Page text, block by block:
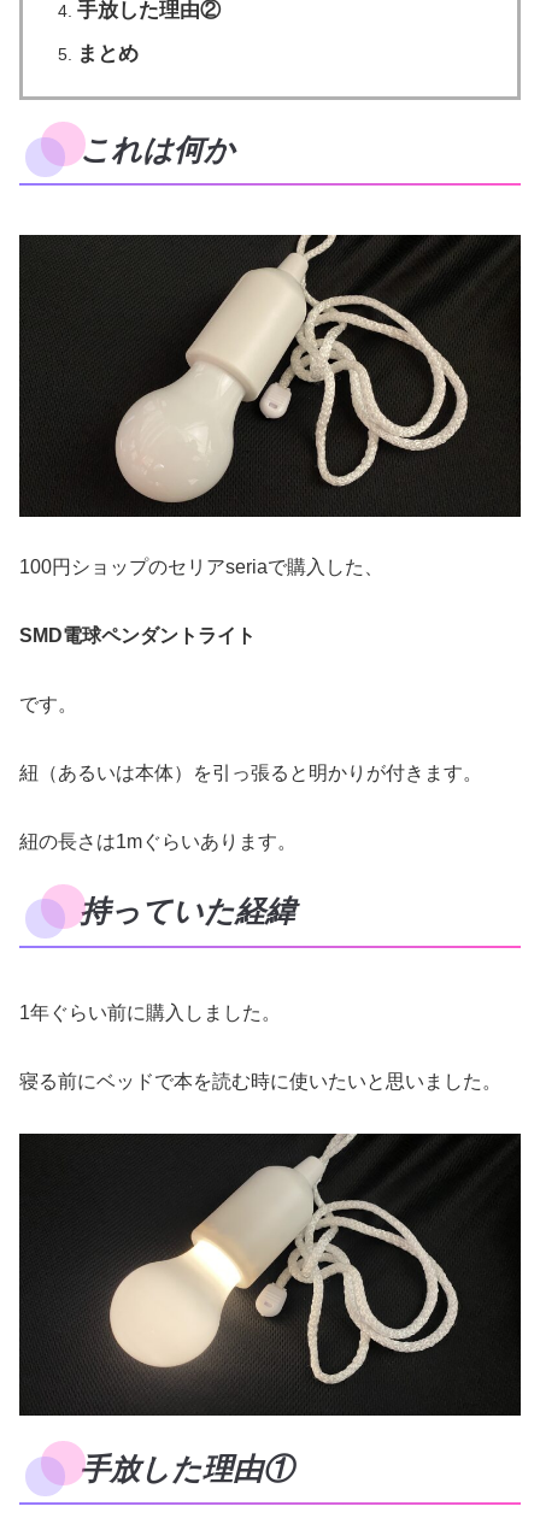
手放した理由②
まとめ
これは何か
100円ショップのセリアseriaで購入した、
SMD電球ペンダントライト
です。
紐（あるいは本体）を引っ張ると明かりが付きます。
紐の長さは1mぐらいあります。
持っていた経緯
1年ぐらい前に購入しました。
寝る前にベッドで本を読む時に使いたいと思いました。
手放した理由①